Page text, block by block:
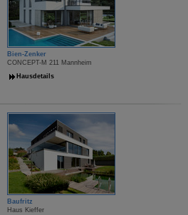
Bien-Zenker
CONCEPT-M 211 Mannheim
Hausdetails
Baufritz
Haus Kieffer